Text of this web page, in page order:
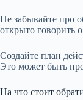
Не забывайте про
открыто говорить
Создайте план
Это может быть
На что стоит